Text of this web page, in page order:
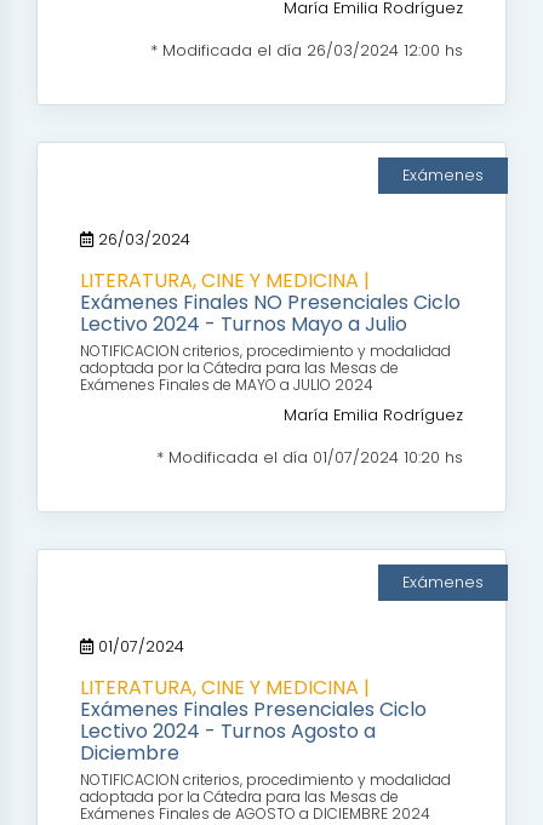
María Emilia Rodríguez
* Modificada el día 26/03/2024 12:00 hs
Exámenes
26/03/2024
LITERATURA, CINE Y MEDICINA |
Exámenes Finales NO Presenciales Ciclo
Lectivo 2024 - Turnos Mayo a Julio
NOTIFICACION criterios, procedimiento y modalidad
adoptada por la Cátedra para las Mesas de
Exámenes Finales de MAYO a JULIO 2024
María Emilia Rodríguez
* Modificada el día 01/07/2024 10:20 hs
Exámenes
01/07/2024
LITERATURA, CINE Y MEDICINA |
Exámenes Finales Presenciales Ciclo
Lectivo 2024 - Turnos Agosto a
Diciembre
NOTIFICACION criterios, procedimiento y modalidad
adoptada por la Cátedra para las Mesas de
Exámenes Finales de AGOSTO a DICIEMBRE 2024